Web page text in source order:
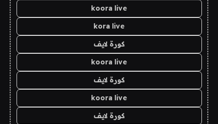
koora live
kora live
كورة لايف
koora live
كورة لايف
koora live
كورة لايف